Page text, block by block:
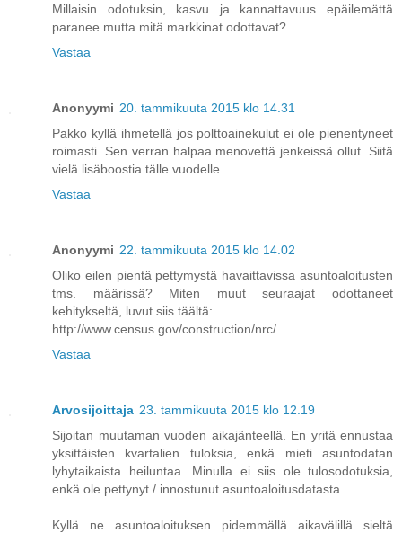
Millaisin odotuksin, kasvu ja kannattavuus epäilemättä
paranee mutta mitä markkinat odottavat?
Vastaa
Anonyymi 20. tammikuuta 2015 klo 14.31
Pakko kyllä ihmetellä jos polttoainekulut ei ole pienentyneet
roimasti. Sen verran halpaa menovettä jenkeissä ollut. Siitä
vielä lisäboostia tälle vuodelle.
Vastaa
Anonyymi 22. tammikuuta 2015 klo 14.02
Oliko eilen pientä pettymystä havaittavissa asuntoaloitusten
tms. määrissä? Miten muut seuraajat odottaneet
kehitykseltä, luvut siis täältä:
http://www.census.gov/construction/nrc/
Vastaa
Arvosijoittaja 23. tammikuuta 2015 klo 12.19
Sijoitan muutaman vuoden aikajänteellä. En yritä ennustaa
yksittäisten kvartalien tuloksia, enkä mieti asuntodatan
lyhytaikaista heiluntaa. Minulla ei siis ole tulosodotuksia,
enkä ole pettynyt / innostunut asuntoaloitusdatasta.
Kyllä ne asuntoaloituksen pidemmällä aikavälillä sieltä